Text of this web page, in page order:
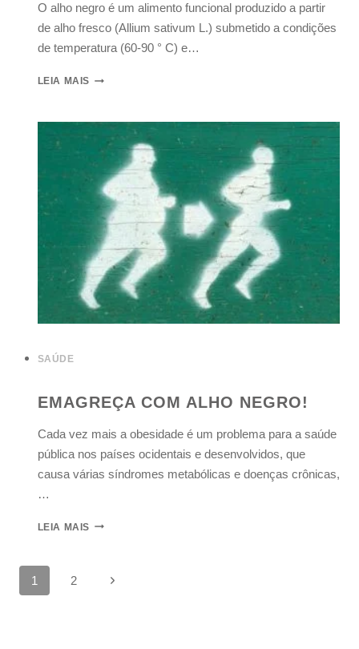
O alho negro é um alimento funcional produzido a partir
de alho fresco (Allium sativum L.) submetido a condições
de temperatura (60-90 ° C) e…
LEIA MAIS
SAÚDE
EMAGREÇA COM ALHO NEGRO!
Cada vez mais a obesidade é um problema para a saúde
pública nos países ocidentais e desenvolvidos, que
causa várias síndromes metabólicas e doenças crônicas,
…
LEIA MAIS
1 2